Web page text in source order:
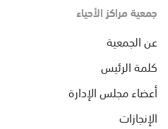
جمعية مراكز الأحياء
عن الجمعية
كلمة الرئيس
أعضاء مجلس الإدارة
الإنجازات